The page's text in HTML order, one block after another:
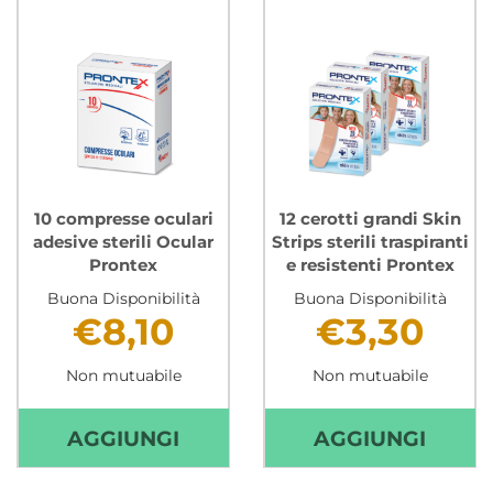
IMPERMEABILI
PRONTEX AL
10 compresse oculari
adesive sterili Ocular
Prontex
Buona Disponibilità
€8,10
Non mutuabile
AGGIUNGI AGGIUNGI 10
COMPRESSE
12 cerotti grandi Skin
Strips sterili traspiranti
e resistenti Prontex
Buona Disponibilità
€3,30
Non mutuabile
AGGIUNGI